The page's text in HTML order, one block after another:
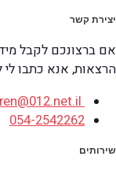
יצירת קשר
אם ברצונכם לקבל
הרצאות, אנא כתבו לי
054-2542262
שירותים